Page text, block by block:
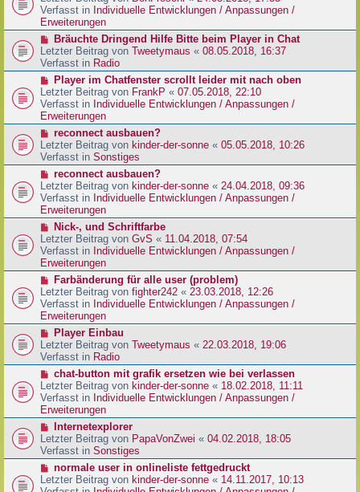
a
g
B
e
i
r
a
g
u
e
r
B
e
i
r
a
g
Verfasst in Individuelle Entwicklungen / Anpassungen /
Erweiterungen
N
e
u
e
r
B
e
i
r
a
g
Bräuchte Dringend Hilfe Bitte beim Player in Chat
Letzter Beitrag von Tweetymaus « 08.05.2018, 16:37
Verfasst in Radio
N
e
u
e
r
B
e
i
r
a
g
Player im Chatfenster scrollt leider mit nach oben
Letzter Beitrag von FrankP « 07.05.2018, 22:10
Verfasst in Individuelle Entwicklungen / Anpassungen /
Erweiterungen
N
e
u
e
r
B
e
i
r
a
g
reconnect ausbauen?
Letzter Beitrag von kinder-der-sonne « 05.05.2018, 10:26
Verfasst in Sonstiges
N
e
u
e
r
B
e
i
t
a
g
reconnect ausbauen?
Letzter Beitrag von kinder-der-sonne « 24.04.2018, 09:36
Verfasst in Individuelle Entwicklungen / Anpassungen /
Erweiterungen
N
e
u
e
r
B
e
i
t
a
g
Nick-, und Schriftfarbe
Letzter Beitrag von GvS « 11.04.2018, 07:54
Verfasst in Individuelle Entwicklungen / Anpassungen /
Erweiterungen
N
e
u
e
r
B
e
i
r
a
g
Farbänderung für alle user (problem)
Letzter Beitrag von fighter242 « 23.03.2018, 12:26
Verfasst in Individuelle Entwicklungen / Anpassungen /
Erweiterungen
N
e
u
e
r
B
e
i
r
a
g
Player Einbau
Letzter Beitrag von Tweetymaus « 22.03.2018, 19:06
Verfasst in Radio
N
e
u
e
r
B
e
i
r
chat-button mit grafik ersetzen wie bei verlassen
Letzter Beitrag von kinder-der-sonne « 18.02.2018, 11:11
Verfasst in Individuelle Entwicklungen / Anpassungen /
Erweiterungen
N
e
u
e
r
B
Internetexplorer
Letzter Beitrag von PapaVonZwei « 04.02.2018, 18:05
Verfasst in Sonstiges
N
e
normale user in onlineliste fettgedruckt
Letzter Beitrag von kinder-der-sonne « 14.11.2017, 10:13